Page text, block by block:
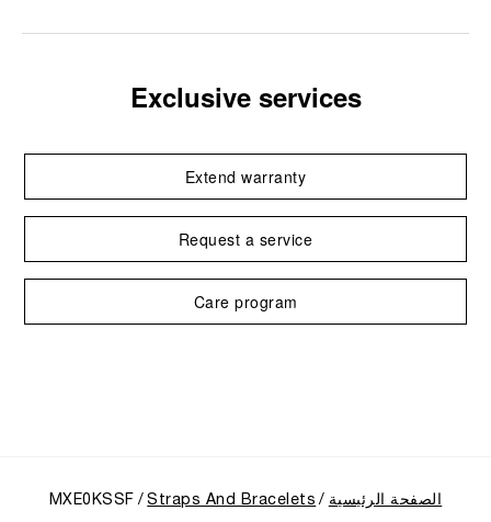
Exclusive services
Extend warranty
Request a service
Care program
الصفحة الرئيسية Straps And Bracelets
MXE0KSSF